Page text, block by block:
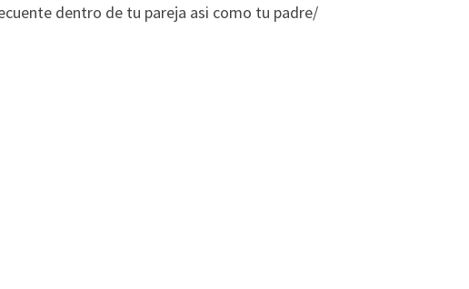
dentro de tu pareja asi­ como tu padre/